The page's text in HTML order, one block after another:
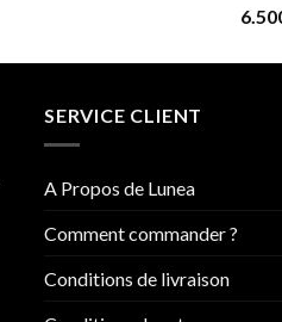
SERVICE CLIENT
A Propos de Lunea
Comment commander ?
Conditions de livraison